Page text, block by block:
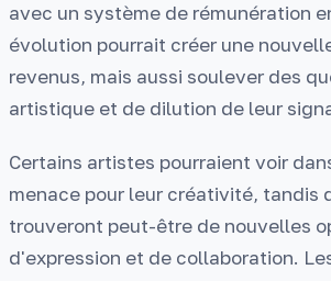
avec un système de rémunération
évolution pourrait créer une
revenus, mais aussi soulever des
artistique et de dilution de leur
Certains artistes pourraient voir
menace pour leur créativité, tandis
trouveront peut-être de nouvelles
d'expression et de collaboration.